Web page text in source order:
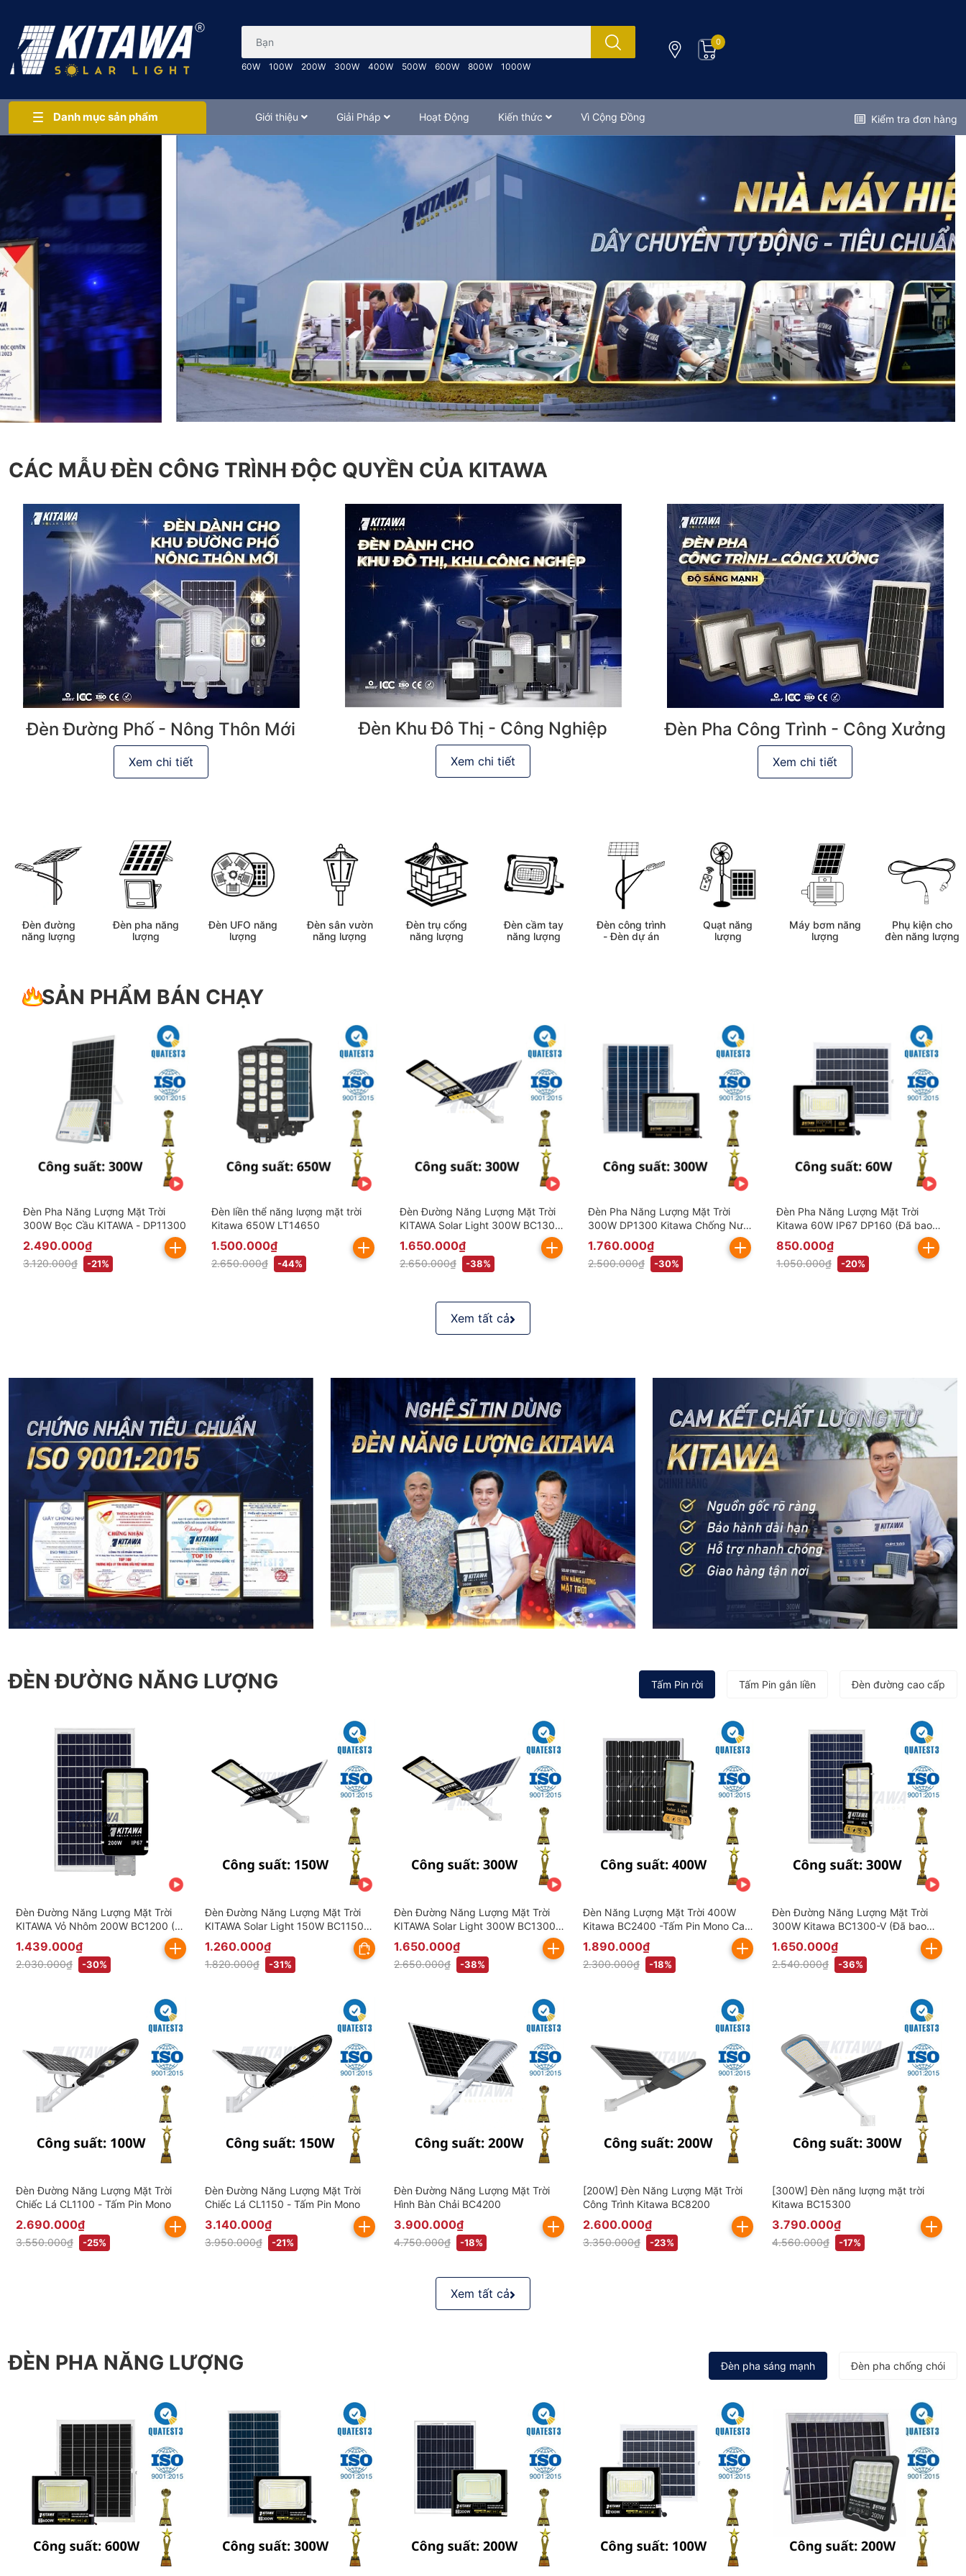
60W 100W 200W 300W 400W 500W 600W 800W 1000W
0
Danh mục sản phẩm Giới thiệu Giải Pháp Hoạt Động Kiến thức Vì Cộng Đồng Kiểm tra đơn hàng
CÁC MẪU ĐÈN CÔNG TRÌNH ĐỘC QUYỀN CỦA KITAWA
Đèn Đường Phố - Nông Thôn Mới
Xem chi tiết
Đèn Khu Đô Thị - Công Nghiệp
Xem chi tiết
Đèn Pha Công Trình - Công Xưởng
Xem chi tiết
Đèn đường
năng lượng
Đèn pha năng
lượng
Đèn UFO năng
lượng
Đèn sân vườn
năng lượng
Đèn trụ cổng
năng lượng
Đèn cầm tay
năng lượng
Đèn công trình
- Đèn dự án
Quạt năng
lượng
Máy bơm năng
lượng
Phụ kiện cho
đèn năng lượng
SẢN PHẨM BÁN CHẠY
Đèn Đường Năng Lượng Mặt Trời
KITAWA Solar Light 300W BC1300
(Đã bao gồm VAT)
1.650.000₫
2.650.000₫ -38%
Đèn Pha Năng Lượng Mặt Trời
300W DP1300 Kitawa Chống Nước
IP67 (Đã bao gồm VAT)
1.760.000₫
2.500.000₫ -30%
Đèn Pha Năng Lượng Mặt Trời
300W Bọc Cầu KITAWA - DP11300
2.490.000₫
3.120.000₫ -21%
Đèn liền thể năng lượng mặt trời
Kitawa 650W LT14650
1.500.000₫
2.650.000₫ -44%
Đèn Pha Năng Lượng Mặt Trời
Kitawa 60W IP67 DP160 (Đã bao
gồm VAT)
850.000₫
1.050.000₫ -20%
Xem tất cả
ĐÈN ĐƯỜNG NĂNG LƯỢNG Tấm Pin rời Tấm Pin gắn liền Đèn đường cao cấp
Đèn Đường Năng Lượng Mặt Trời
KITAWA Vỏ Nhôm 200W BC1200 (Đã
bao gồm VAT)
1.439.000₫
2.030.000₫ -30%
Đèn Đường Năng Lượng Mặt Trời
KITAWA Solar Light 150W BC1150
(Đã bao gồm VAT)
1.260.000₫
1.820.000₫ -31%
Đèn Đường Năng Lượng Mặt Trời
KITAWA Solar Light 300W BC1300
(Đã bao gồm VAT)
1.650.000₫
2.650.000₫ -38%
Đèn Năng Lượng Mặt Trời 400W
Kitawa BC2400 -Tấm Pin Mono Cao
Cấp
1.890.000₫
2.300.000₫ -18%
Đèn Đường Năng Lượng Mặt Trời
300W Kitawa BC1300-V (Đã bao
gồm VAT)
1.650.000₫
2.540.000₫ -36%
Đèn Đường Năng Lượng Mặt Trời
Chiếc Lá CL1100 - Tấm Pin Mono
2.690.000₫
3.550.000₫ -25%
Đèn Đường Năng Lượng Mặt Trời
Chiếc Lá CL1150 - Tấm Pin Mono
3.140.000₫
3.950.000₫ -21%
Đèn Đường Năng Lượng Mặt Trời
Hình Bàn Chải BC4200
3.900.000₫
4.750.000₫ -18%
[200W] Đèn Năng Lượng Mặt Trời
Công Trình Kitawa BC8200
2.600.000₫
3.350.000₫ -23%
[300W] Đèn năng lượng mặt trời
Kitawa BC15300
3.790.000₫
4.560.000₫ -17%
Xem tất cả
ĐÈN PHA NĂNG LƯỢNG Đèn pha sáng mạnh Đèn pha chống chói